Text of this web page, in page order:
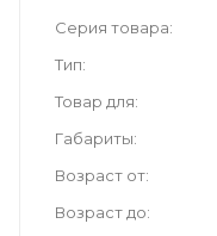
Серия товара
Тип
Товар для
Габариты
Возраст от
Возраст до